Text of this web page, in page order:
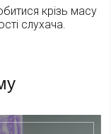
крізь масу
слухача.